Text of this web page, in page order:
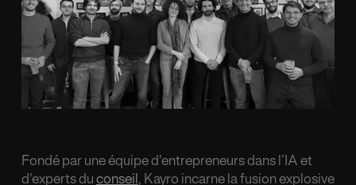
Fondé par une équipe d'entrepreneurs dans l’IA et
d'experts duconseil, Kayro incarne la fusion explosive